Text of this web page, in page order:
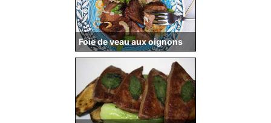
Foie de veau aux oignons